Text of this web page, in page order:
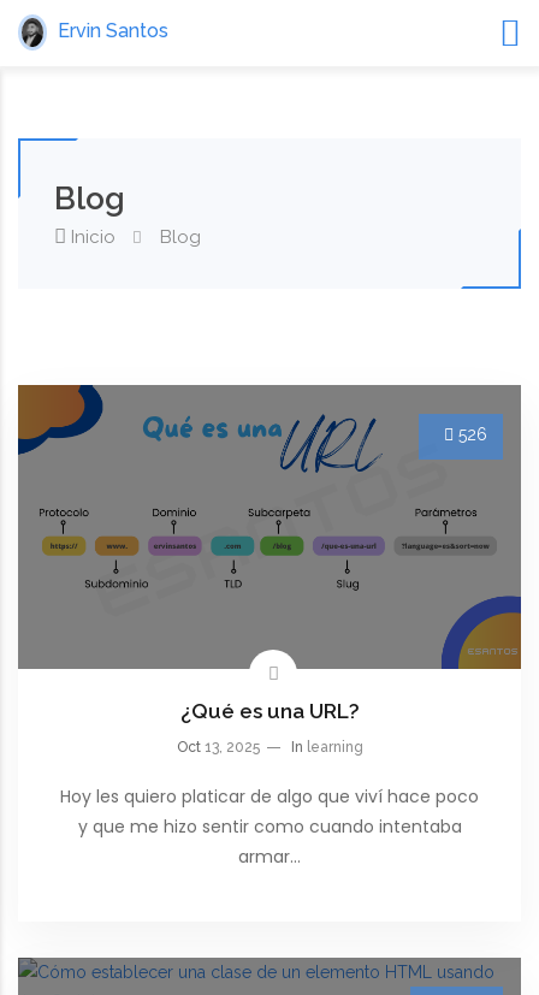
Ervin Santos
Blog
Inicio Blog
526
¿Qué es una URL?
Oct13, 2025 In learning
Hoy les quiero platicar de algo que viví hace poco
y que me hizo sentir como cuando intentaba
armar…